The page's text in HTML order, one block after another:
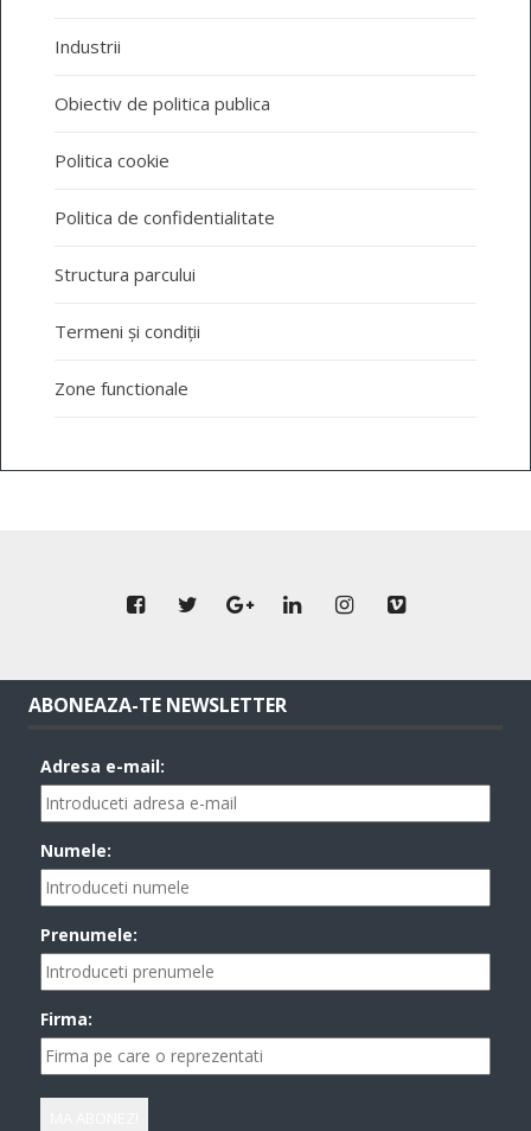
Industrii
Obiectiv de politica publica
Politica cookie
Politica de confidentialitate
Structura parcului
Termeni și condiții
Zone functionale
ABONEAZA-TE NEWSLETTER
Adresa e-mail:
Numele:
Prenumele:
Firma: